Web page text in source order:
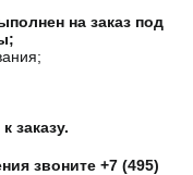
на заказ под
заказу.
звоните +7 (495)